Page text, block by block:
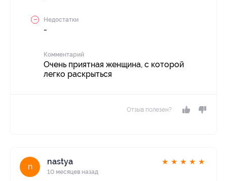
Недостатки
-
Комментарий
Очень приятная женщина, с которой
легко раскрыться
Отзыв полезен?
n
nastya
10 месяцев назад
★ ★ ★ ★ ★